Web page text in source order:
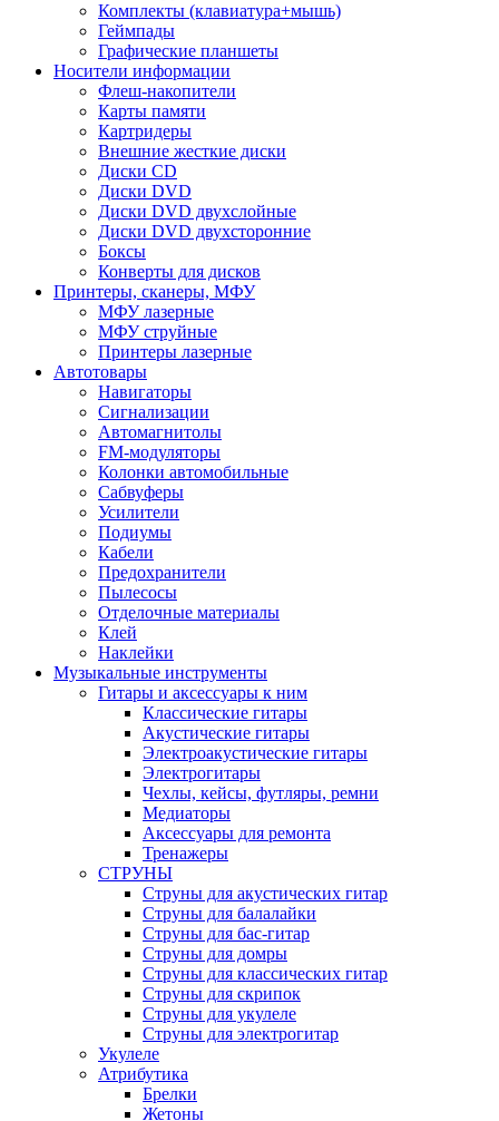
Комплекты (клавиатура+мышь)
Геймпады
Графические планшеты
Носители информации
Флеш-накопители
Карты памяти
Картридеры
Внешние жесткие диски
Диски CD
Диски DVD
Диски DVD двухслойные
Диски DVD двухсторонние
Боксы
Конверты для дисков
Принтеры, сканеры, МФУ
МФУ лазерные
МФУ струйные
Принтеры лазерные
Автотовары
Навигаторы
Сигнализации
Автомагнитолы
FM-модуляторы
Колонки автомобильные
Сабвуферы
Усилители
Подиумы
Кабели
Предохранители
Пылесосы
Отделочные материалы
Клей
Наклейки
Музыкальные инструменты
Гитары и аксессуары к ним
Классические гитары
Акустические гитары
Электроакустические гитары
Электрогитары
Чехлы, кейсы, футляры, ремни
Медиаторы
Аксессуары для ремонта
Тренажеры
СТРУНЫ
Струны для акустических гитар
Струны для балалайки
Струны для бас-гитар
Струны для домры
Струны для классических гитар
Струны для скрипок
Струны для укулеле
Струны для электрогитар
Укулеле
Атрибутика
Брелки
Жетоны